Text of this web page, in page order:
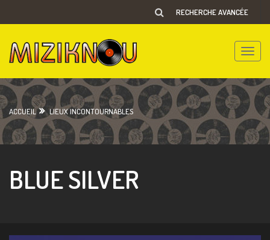
RECHERCHE AVANCÉE
Toggle
ACCUEIL LIEUX INCONTOURNABLES
BLUE SILVER